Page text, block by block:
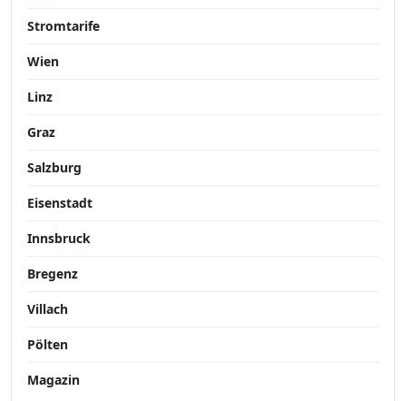
Stromtarife
Wien
Linz
Graz
Salzburg
Eisenstadt
Innsbruck
Bregenz
Villach
Pölten
Magazin